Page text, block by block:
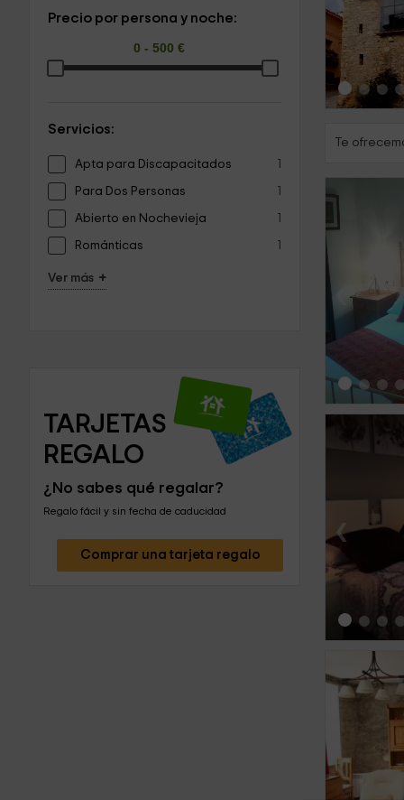
Precio por persona y noche:
Servicios:
Apta para Discapacitados 1
Para Dos Personas 1
Abierto en Nochevieja 1
Románticas 1
Ver más +
TARJETAS
REGALO
¿No sabes qué regalar?
Regalo fácil y sin fecha de caducidad
Comprar una tarjeta regalo
Te
‹
‹
‹